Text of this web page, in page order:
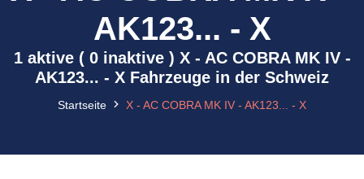
AK123... - X
1 aktive ( 0 inaktive ) X - AC COBRA MK IV -
AK123... - X Fahrzeuge in der Schweiz
Startseite X - AC COBRA MK IV - AK123... - X